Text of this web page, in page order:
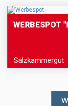
WERBESPOT
Salzkammergut